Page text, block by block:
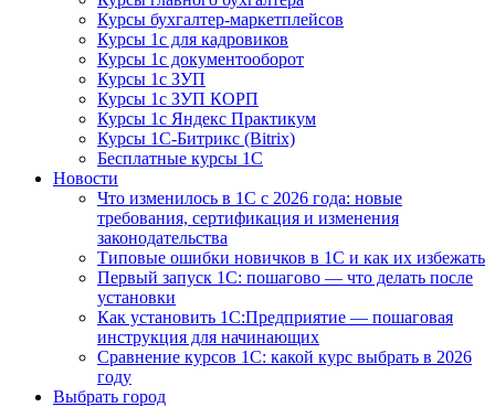
Курсы бухгалтер-маркетплейсов
Курсы 1с для кадровиков
Курсы 1с документооборот
Курсы 1с ЗУП
Курсы 1с ЗУП КОРП
Курсы 1с Яндекс Практикум
Курсы 1С-Битрикс (Bitrix)
Бесплатные курсы 1С
Новости
Что изменилось в 1С с 2026 года: новые
требования, сертификация и изменения
законодательства
Типовые ошибки новичков в 1С и как их избежать
Первый запуск 1С: пошагово — что делать после
установки
Как установить 1С:Предприятие — пошаговая
инструкция для начинающих
Сравнение курсов 1С: какой курс выбрать в 2026
году
Выбрать город